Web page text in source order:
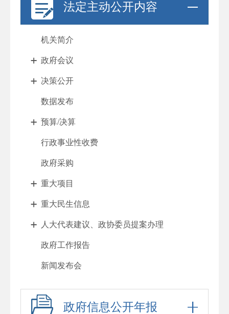
法定主动公开内容
机关简介
政府会议
决策公开
数据发布
预算/决算
行政事业性收费
政府采购
重大项目
重大民生信息
人大代表建议、政协委员提案办理
政府工作报告
新闻发布会
人事信息政府信息公开年报